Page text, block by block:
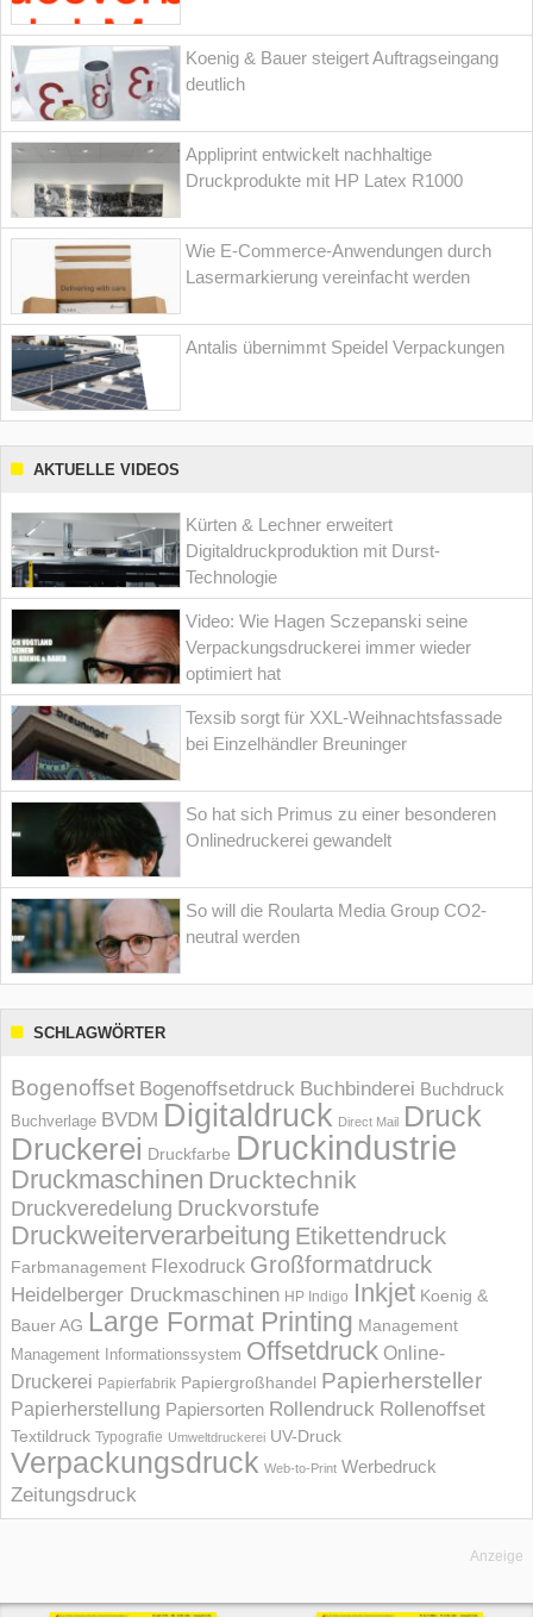
Koenig & Bauer steigert Auftragseingang
deutlich
Appliprint entwickelt nachhaltige
Druckprodukte mit HP Latex R1000
Wie E-Commerce-Anwendungen durch
Lasermarkierung vereinfacht werden
Antalis übernimmt Speidel Verpackungen
AKTUELLE VIDEOS
Kürten & Lechner erweitert
Digitaldruckproduktion mit Durst-
Technologie
Video: Wie Hagen Sczepanski seine
Verpackungsdruckerei immer wieder
optimiert hat
Texsib sorgt für XXL-Weihnachtsfassade
bei Einzelhändler Breuninger
So hat sich Primus zu einer besonderen
Onlinedruckerei gewandelt
So will die Roularta Media Group CO2-
neutral werden
SCHLAGWÖRTER
Bogenoffset Bogenoffsetdruck Buchbinderei Buchdruck
Buchverlage BVDM Digitaldruck Direct Mail Druck
Druckerei Druckfarbe Druckindustrie
Druckmaschinen Drucktechnik
Druckveredelung Druckvorstufe
Druckweiterverarbeitung Etikettendruck
Farbmanagement Flexodruck Großformatdruck
Heidelberger Druckmaschinen HP Indigo Inkjet Koenig &
Bauer AG Large Format Printing Management
Management Informations­system Offsetdruck Online-
Druckerei Papierfabrik Papiergroßhandel Papierhersteller
Papierherstellung Papiersorten Rollendruck Rollenoffset
Textildruck Typografie Umweltdruckerei UV-Druck
Verpackungsdruck Web-to-Print Werbedruck
Zeitungsdruck
Anzeige